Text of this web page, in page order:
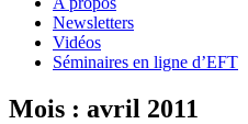
Newsletters
Vidéos
Séminaires en ligne d’EFT
Mois : avril 2011